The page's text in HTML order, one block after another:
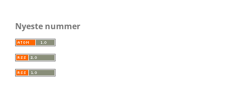
Nyeste nummer